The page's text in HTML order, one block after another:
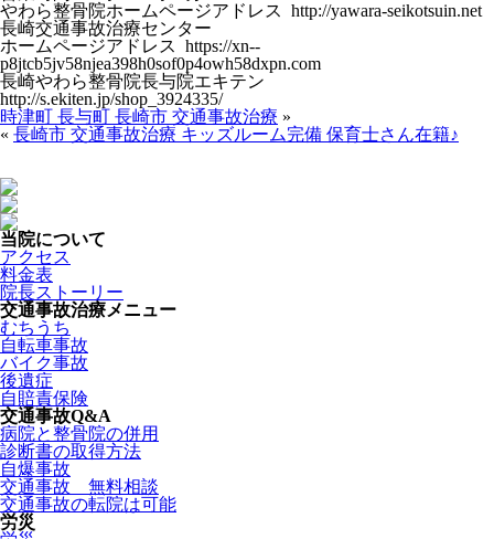
やわら整骨院ホームページアドレス http://yawara-seikotsuin.net
長崎交通事故治療センター
ホームページアドレス https://xn--
p8jtcb5jv58njea398h0sof0p4owh58dxpn.com
長崎やわら整骨院長与院エキテン
http://s.ekiten.jp/shop_3924335/
時津町 長与町 長崎市 交通事故治療 »
« 長崎市 交通事故治療 キッズルーム完備 保育士さん在籍♪
当院について
アクセス
料金表
院長ストーリー
交通事故治療メニュー
むちうち
自転車事故
バイク事故
後遺症
自賠責保険
交通事故Q&A
病院と整骨院の併用
診断書の取得方法
自爆事故
交通事故 無料相談
交通事故の転院は可能
労災